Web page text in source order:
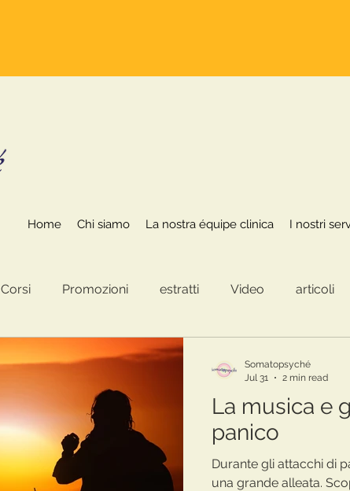
Home Chi siamo La nostra équipe clinica I nostri
Corsi Promozioni estratti Video articoli
La musica e
panico
Durante gli attacchi di
una grande alleata.
Somatopsyché
Jul 31
2 min read